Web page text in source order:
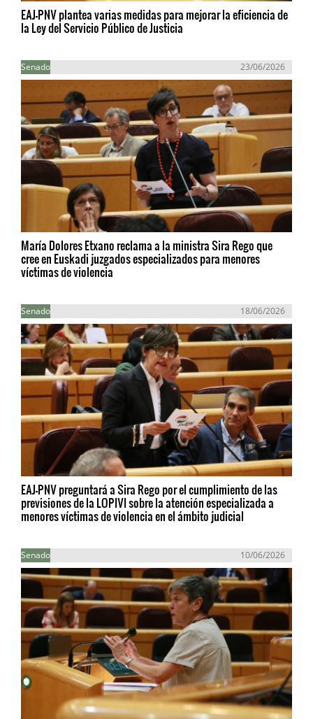
EAJ-PNV plantea varias medidas para mejorar la eficiencia de
la Ley del Servicio Público de Justicia
Senado 23/06/2026
María Dolores Etxano reclama a la ministra Sira Rego que
cree en Euskadi juzgados especializados para menores
víctimas de violencia
Senado 18/06/2026
EAJ-PNV preguntará a Sira Rego por el cumplimiento de las
previsiones de la LOPIVI sobre la atención especializada a
menores víctimas de violencia en el ámbito judicial
Senado 10/06/2026